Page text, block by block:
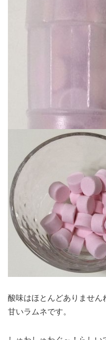
酸味はほとんどありません
甘いラムネです。